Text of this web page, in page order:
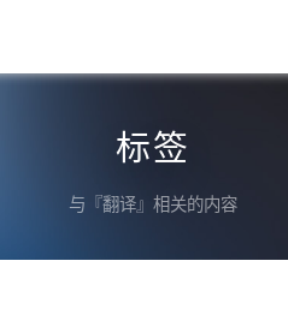
标签
与『翻译』相关的内容